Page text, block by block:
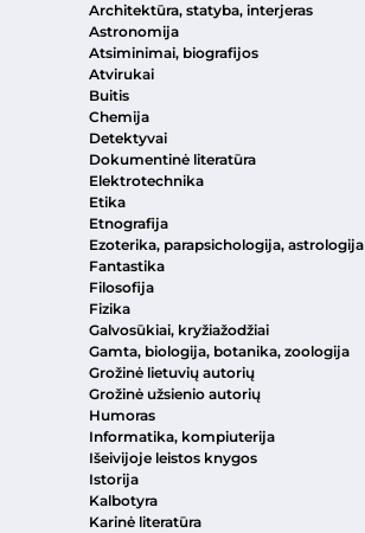
Architektūra, statyba, interjeras
Astronomija
Atsiminimai, biografijos
Atvirukai
Buitis
Chemija
Detektyvai
Dokumentinė literatūra
Elektrotechnika
Etika
Etnografija
Ezoterika, parapsichologija, astrologija
Fantastika
Filosofija
Fizika
Galvosūkiai, kryžiažodžiai
Gamta, biologija, botanika, zoologija
Grožinė lietuvių autorių
Grožinė užsienio autorių
Humoras
Informatika, kompiuterija
Išeivijoje leistos knygos
Istorija
Kalbotyra
Karinė literatūra